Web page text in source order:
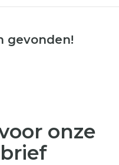
gevonden!
onze